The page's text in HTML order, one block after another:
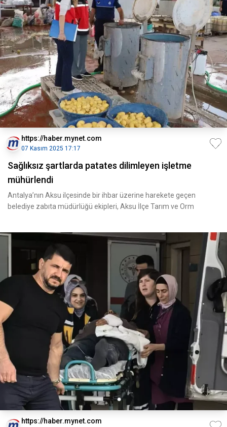
https://haber.mynet.com
07 Kasım 2025 17:17
Sağlıksız şartlarda patates dilimleyen işletme
mühürlendi
Antalya’nın Aksu ilçesinde bir ihbar üzerine harekete geçen
belediye zabıta müdürlüğü ekipleri, Aksu İlçe Tarım ve Orm
https://haber.mynet.com